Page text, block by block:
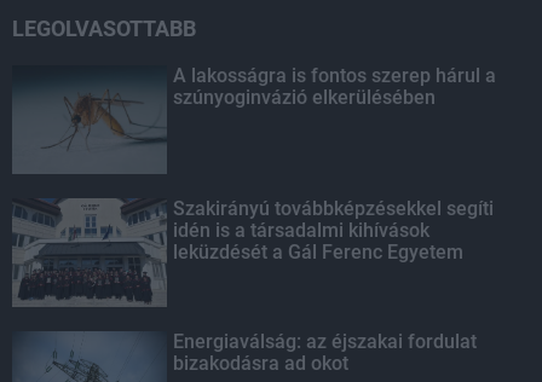
LEGOLVASOTTABB
A lakosságra is fontos szerep hárul a
szúnyoginvázió elkerülésében
Szakirányú továbbképzésekkel segíti
idén is a társadalmi kihívások
leküzdését a Gál Ferenc Egyetem
Energiaválság: az éjszakai fordulat
bizakodásra ad okot